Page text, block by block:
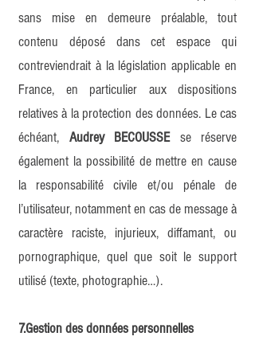
sans mise en demeure préalable, tout
contenu déposé dans cet espace qui
contreviendrait à la législation applicable en
France, en particulier aux dispositions
relatives à la protection des données. Le cas
échéant, Audrey BECOUSSEse réserve
également la possibilité de mettre en cause
la responsabilité civile et/ou pénale de
l’utilisateur, notamment en cas de message à
caractère raciste, injurieux, diffamant, ou
pornographique, quel que soit le support
utilisé (texte, photographie…).
7.Gestion des données personnelles